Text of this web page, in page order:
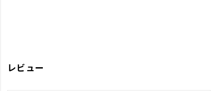
レビュー